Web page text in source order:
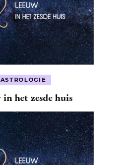
ASTROLOGIE
in het zesde huis